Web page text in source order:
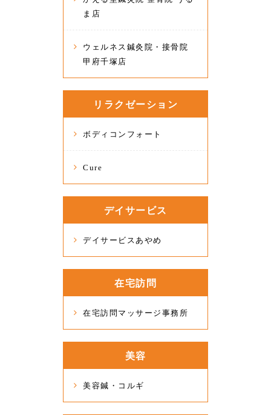
ま店
ウェルネス鍼灸院・接骨院
甲府千塚店
リラクゼーション
ボディコンフォート
Cure
デイサービス
デイサービスあやめ
在宅訪問
在宅訪問マッサージ事務所
美容
美容鍼・コルギ